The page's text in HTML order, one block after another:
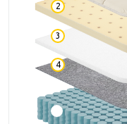
2
3
4